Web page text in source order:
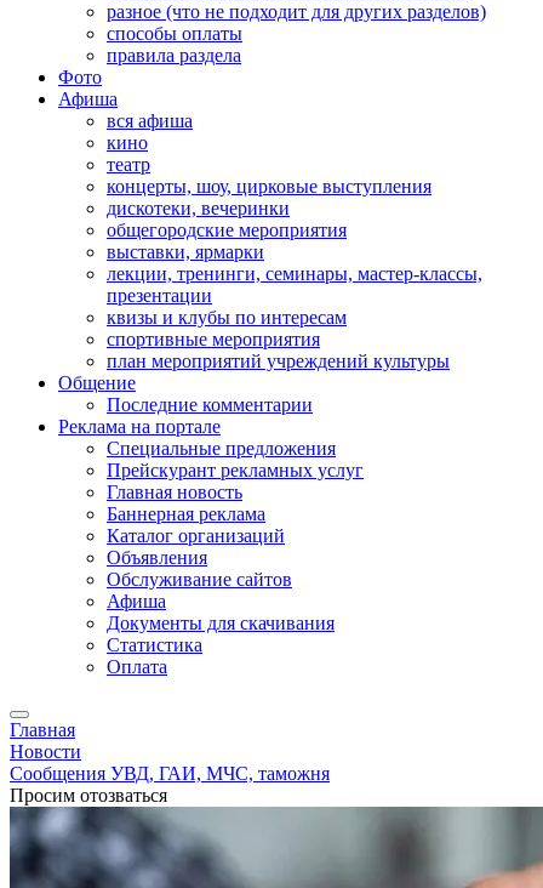
разное (что не подходит для других разделов)
способы оплаты
правила раздела
Фото
Афиша
вся афиша
кино
театр
концерты, шоу, цирковые выступления
дискотеки, вечеринки
общегородские мероприятия
выставки, ярмарки
лекции, тренинги, семинары, мастер-классы,
презентации
квизы и клубы по интересам
спортивные мероприятия
план мероприятий учреждений культуры
Общение
Последние комментарии
Реклама на портале
Специальные предложения
Прейскурант рекламных услуг
Главная новость
Баннерная реклама
Каталог организаций
Объявления
Обслуживание сайтов
Афиша
Документы для скачивания
Статистика
Оплата
Главная
Новости
Сообщения УВД, ГАИ, МЧС, таможня
Просим отозваться